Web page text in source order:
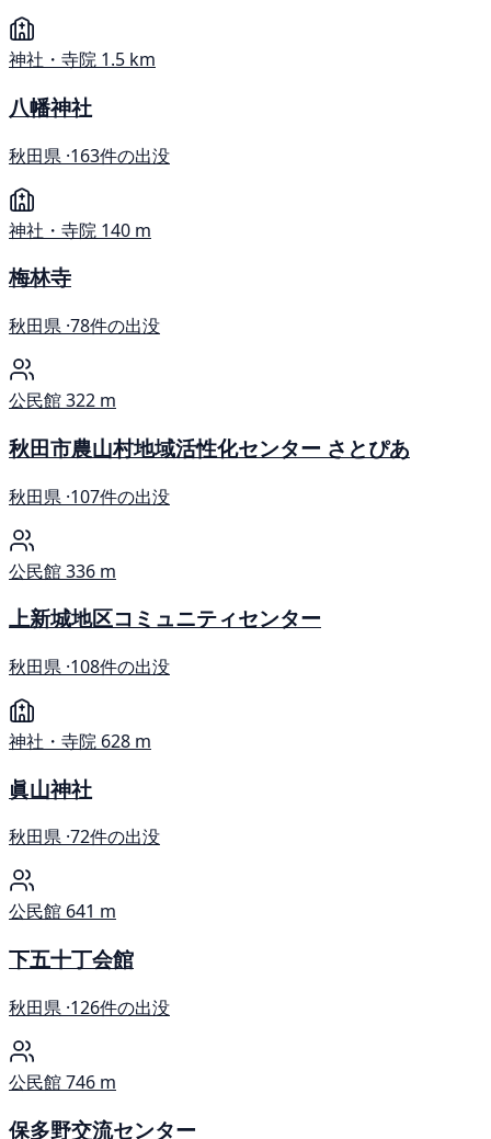
神社・寺院 1.5 km
八幡神社
秋田県 ·163件の出没
神社・寺院 140 m
梅林寺
秋田県 ·78件の出没
公民館322 m
秋田市農山村地域活性化センター さとぴあ
秋田県 ·107件の出没
公民館336 m
上新城地区コミュニティセンター
秋田県 ·108件の出没
神社・寺院 628 m
眞山神社
秋田県 ·72件の出没
公民館 641 m
下五十丁会館
秋田県 ·126件の出没
公民館746 m
保多野交流センター